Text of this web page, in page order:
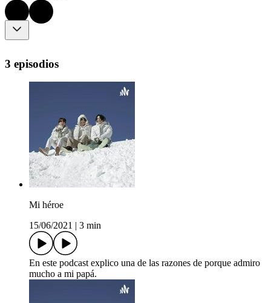
3 episodios
Mi héroe
15/06/2021
3 min
En este podcast explico una de las razones de porque admiro
mucho a mi papá.